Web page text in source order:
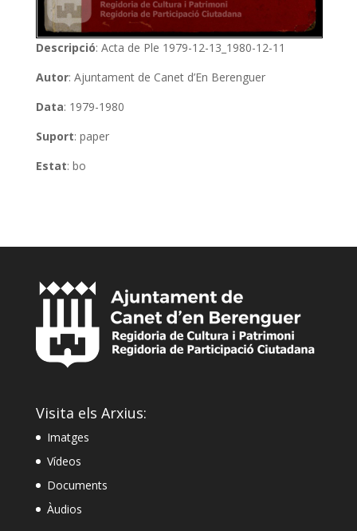
Descripció: Acta de Ple 1979-12-13_1980-12-11
Autor: Ajuntament de Canet d’En Berenguer
Data: 1979-1980
Suport: paper
Estat: bo
Visita els Arxius:
Imatges
Vídeos
Documents
Àudios